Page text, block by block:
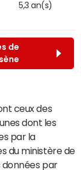
5,3 an(s)
de
ceux des
dont les
par la
du ministère de
données par